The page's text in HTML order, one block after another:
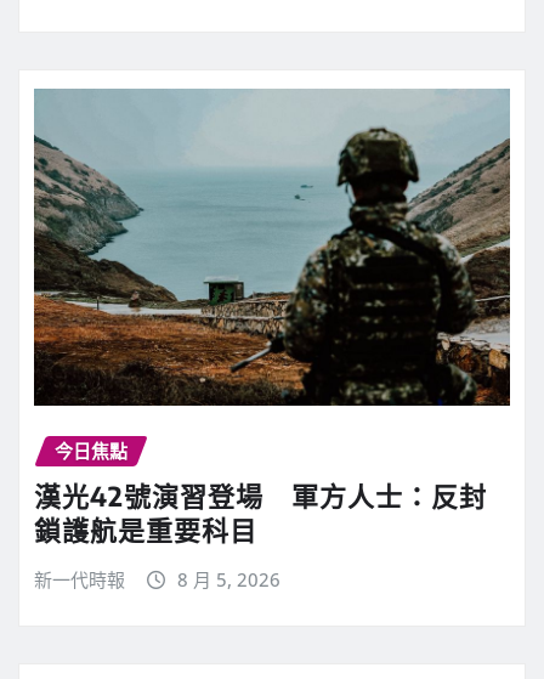
今日焦點
漢光42號演習登場 軍方人士：反封
鎖護航是重要科目
新一代時報 8 月 5, 2026